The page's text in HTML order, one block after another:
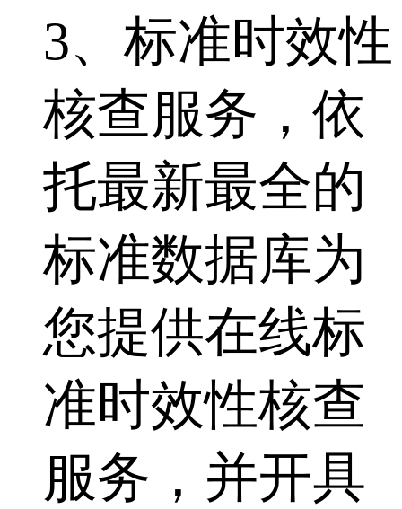
3、标准时效性
核查服务，依
托最新最全的
标准数据库为
您提供在线标
准时效性核查
服务，并开具